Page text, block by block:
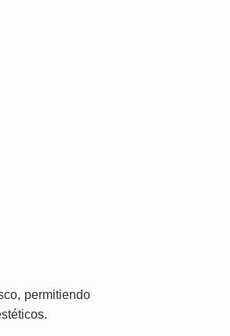
permitiendo